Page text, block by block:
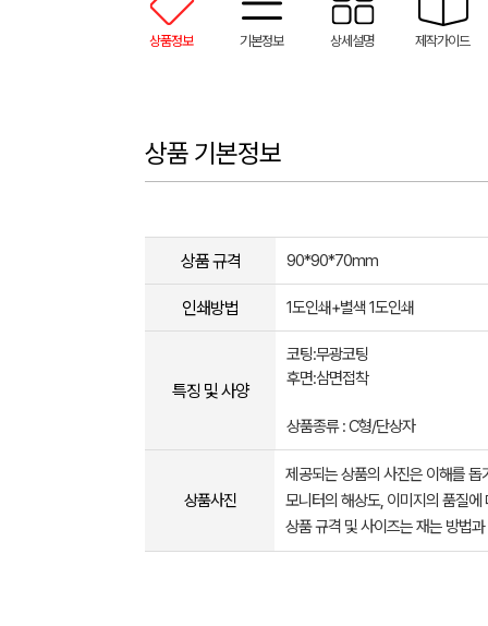
상품정보 기본정보 상세설명 제작가이드
상품 기본정보
상품 규격 90*90*70mm
인쇄방법 1도인쇄+별색 1도인쇄
특징 및 사양
코팅:무광코팅
후면:삼면접착
상품종류 : C형/단상자
상품사진
제공되는 상품의 사진은 이해를
모니터의 해상도, 이미지의 품질
상품 규격 및 사이즈는 재는 방법